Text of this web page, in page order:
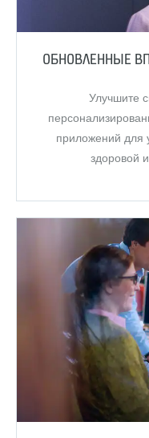
ОБНОВЛЕННЫЕ
Улучшите
приложений для
здоровой